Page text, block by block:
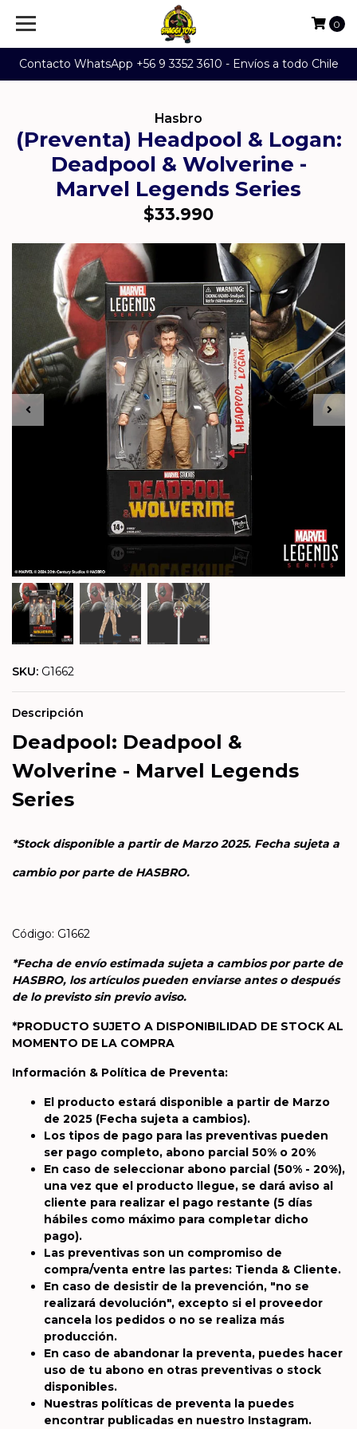
Contacto WhatsApp +56 9 3352 3610 - Envíos a todo Chile
0
Hasbro
(Preventa) Headpool & Logan:
Deadpool & Wolverine -
Marvel Legends Series
$33.990
SKU: G1662
Descripción
Deadpool: Deadpool &
Wolverine - Marvel Legends
Series
*Stock disponible a partir de Marzo 2025. Fecha sujeta a
cambio por parte de HASBRO.
Código: G1662
*Fecha de envío estimada sujeta a cambios por parte de
HASBRO, los artículos pueden enviarse antes o después
de lo previsto sin previo aviso.
*PRODUCTO SUJETO A DISPONIBILIDAD DE STOCK AL
MOMENTO DE LA COMPRA
Información & Política de Preventa:
El producto estará disponible a partir de Marzo
de 2025 (Fecha sujeta a cambios).
Los tipos de pago para las preventivas pueden
ser pago completo, abono parcial 50% o 20%
En caso de seleccionar abono parcial (50% - 20%),
una vez que el producto llegue, se dará aviso al
cliente para realizar el pago restante (5 días
hábiles como máximo para completar dicho
pago).
Las preventivas son un compromiso de
compra/venta entre las partes: Tienda & Cliente.
En caso de desistir de la prevención, "no se
realizará devolución", excepto si el proveedor
cancela los pedidos o no se realiza más
producción.
En caso de abandonar la preventa, puedes hacer
uso de tu abono en otras preventivas o stock
disponibles.
Nuestras políticas de preventa la puedes
encontrar publicadas en nuestro Instagram.